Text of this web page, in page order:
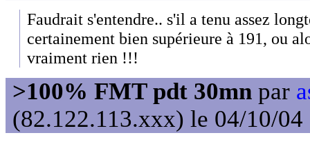
Faudrait s'entendre.. s'il a tenu assez
certainement bien supérieure à 191, ou
vraiment rien !!!
>100% FMT pdt 30mn par
(82.122.113.xxx) le 04/10/04